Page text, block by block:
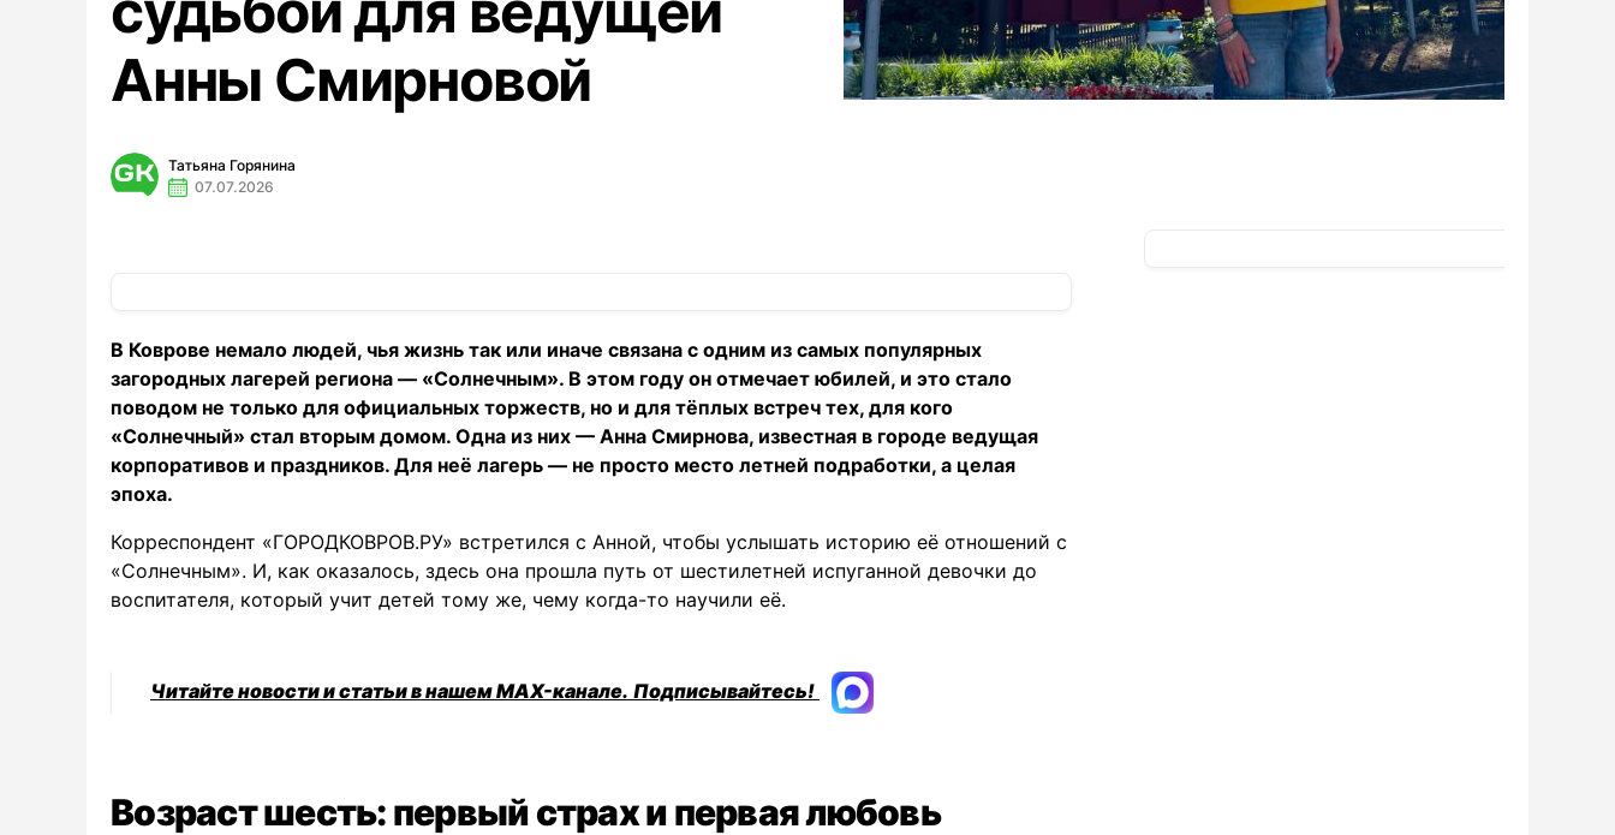
Анны Смирновой
Татьяна Горянина
07.07.2026
В Коврове немало людей, чья жизнь так или иначе связана с одним из самых популярных
загородных лагерей региона — «Солнечным». В этом году он отмечает юбилей, и это стало
поводом не только для официальных торжеств, но и для тёплых встреч тех, для кого
«Солнечный» стал вторым домом. Одна из них — Анна Смирнова, известная в городе ведущая
корпоративов и праздников. Для неё лагерь — не просто место летней подработки, а целая
эпоха.
Корреспондент «ГОРОДКОВРОВ.РУ» встретился с Анной, чтобы услышать историю её отношений с
«Солнечным». И, как оказалось, здесь она прошла путь от шестилетней испуганной девочки до
воспитателя, который учит детей тому же, чему когда-то научили её.
Читайте новости и статьи в нашем MAX-канале. Подписывайтесь!
Возраст шесть: первый страх и первая любовь